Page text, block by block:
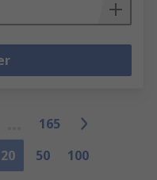
165
20 50 100